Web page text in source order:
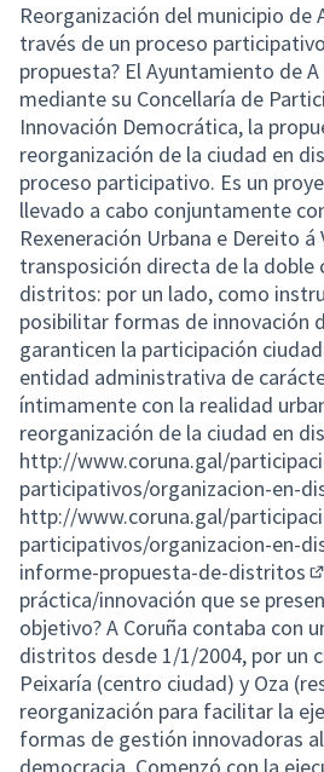
Reorganización del municipio de
través de un proceso
propuesta? El Ayuntamiento de
mediante su Concellaría de
Innovación Democrática, la
reorganización de la ciudad en
proceso participativo. Es un
llevado a cabo conjuntamente
Rexeneración Urbana e Dereito á
transposición directa de la doble
distritos: por un lado, como
posibilitar formas de innovación
garanticen la participación
entidad administrativa de
íntimamente con la realidad
reorganización de la ciudad en
http://www.coruna.gal/
participativos/organizacion-en-
http://www.coruna.gal/
participativos/organizacion-en-
informe-propuesta-de-distritos
práctica/innovación que se
objetivo? A Coruña contaba con
distritos desde 1/1/2004, por un
Peixaría (centro ciudad) y Oza
reorganización para facilitar la
formas de gestión innovadoras